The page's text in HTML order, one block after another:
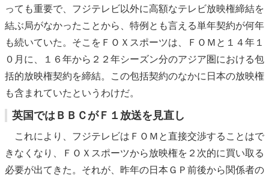
っても重要で、フジテレビ以外に高額なテレビ放映権締結を
結ぶ局がなかったことから、特例とも言える単年契約が何年
も続いていた。そこをＦＯＸスポーツは、ＦＯＭと１４年１
０月に、１６年から２２年シーズン分のアジア圏における包
括的放映権契約を締結。この包括契約のなかに日本の放映権
も含まれていたというわけだ。
英国ではＢＢＣがＦ１放送を見直し
これにより、フジテレビはＦＯＭと直接交渉することはで
きなくなり、ＦＯＸスポーツから放映権を２次的に買い取る
必要が出てきた。それが、昨年の日本ＧＰ前後から関係者の